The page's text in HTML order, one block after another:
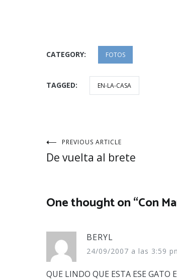
CATEGORY: FOTOS
TAGGED: EN-LA-CASA
Navegación
entradas
PREVIOUS ARTICLE
De vuelta al brete
One thought on “Con
BERYL
24/09/2007 a las 3:59
QUE LINDO QUE ESTA ESE GATO